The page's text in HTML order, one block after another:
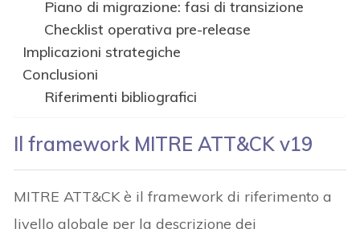
Piano di migrazione: fasi di transizione
Checklist operativa pre-release
Implicazioni strategiche
Conclusioni
Riferimenti bibliografici
Il framework MITRE ATT&CK v19
MITRE ATT&CK è il framework di riferimento a
livello globale per la descrizione dei